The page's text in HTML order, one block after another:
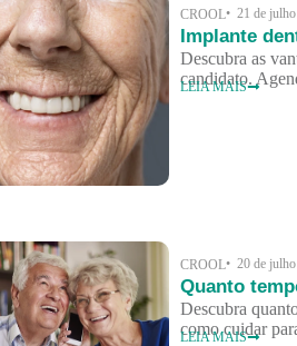
CROOL• 21 de
Implante
Descubra as
candidato.
LEIA MAIS
CROOL• 20 de
Quanto
Descubra
como cuidar
LEIA MAIS